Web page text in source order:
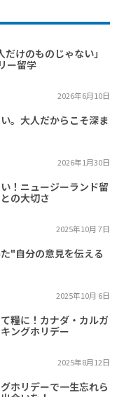
だけのものじゃない」
ー留学
2026年6月10日
。大人だからこそ深ま
2026年1月30日
！ニュージーランド留
の大切さ
2025年10月 7日
"自分の意見を伝える
2025年10月 6日
糧に！カナダ・カルガ
ングホリデー
2025年8月12日
ホリデーで一生忘れら